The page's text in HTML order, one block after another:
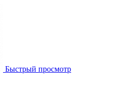
Быстрый просмотр